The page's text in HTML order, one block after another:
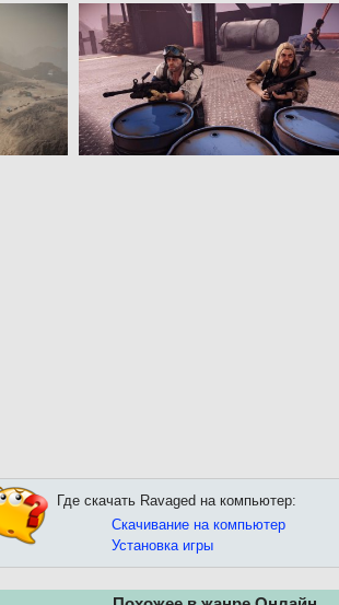
Где скачать Ravaged на компьютер:
Скачивание на компьютер
Установка игры